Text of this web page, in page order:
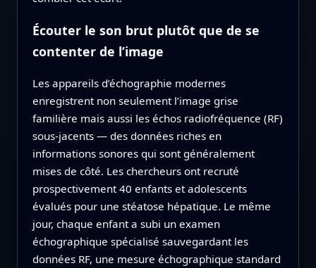
Écouter le son brut plutôt que de se
contenter de l’image
Les appareils d’échographie modernes
enregistrent non seulement l’image grise
familière mais aussi les échos radiofréquence (RF)
sous-jacents — des données riches en
informations sonores qui sont généralement
mises de côté. Les chercheurs ont recruté
prospectivement 40 enfants et adolescents
évalués pour une stéatose hépatique. Le même
jour, chaque enfant a subi un examen
échographique spécialisé sauvegardant les
données RF, une mesure échographique standard